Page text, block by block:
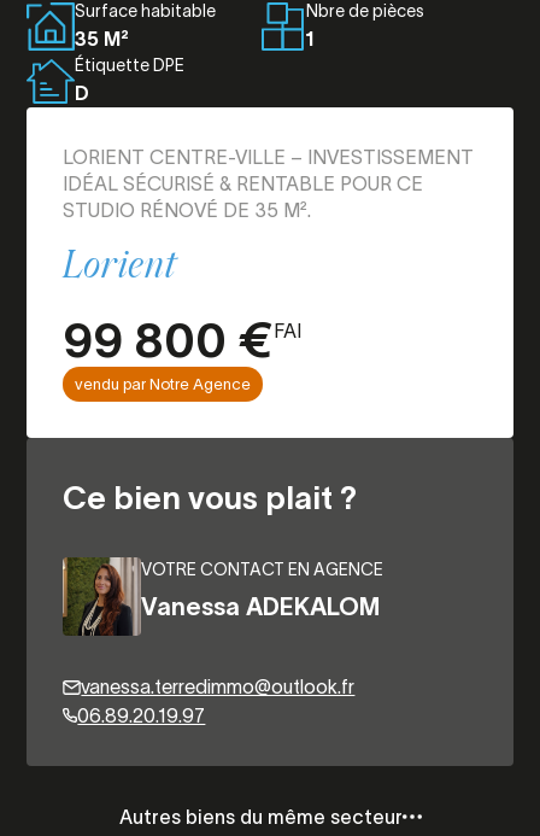
Surface habitable
35 M²
Nbre de pièces
1
Étiquette DPE
D
LORIENT CENTRE-VILLE – INVESTISSEMENT
IDÉAL SÉCURISÉ & RENTABLE POUR CE
STUDIO RÉNOVÉ DE 35 M².
Lorient
99 800 €FAI
vendu par Notre Agence
Ce bien vous plait ?
VOTRE CONTACT EN AGENCE
Vanessa ADEKALOM
vanessa.terredimmo@outlook.fr
06.89.20.19.97
Autres biens du même secteur